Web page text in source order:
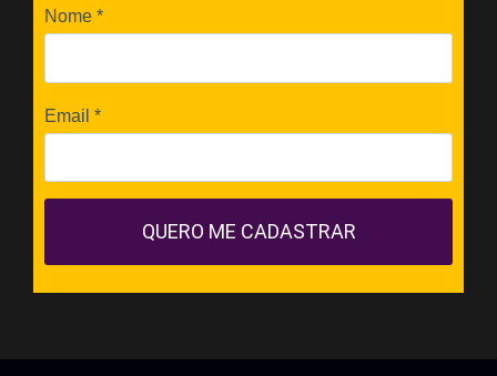
Nome *
Email *
QUERO ME CADASTRAR